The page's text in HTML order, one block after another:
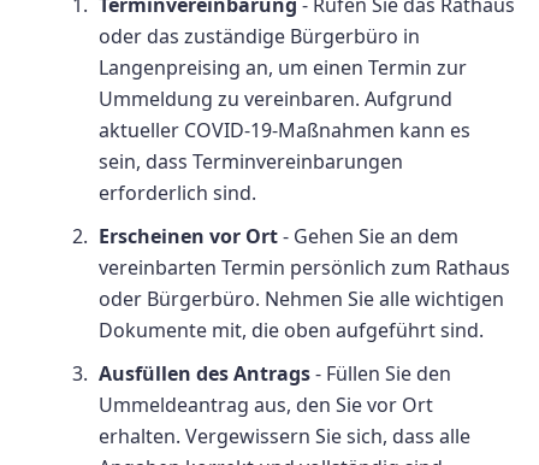
oder das zuständige Bürgerbüro in
Langenpreising an, um einen Termin zur
Ummeldung zu vereinbaren. Aufgrund
aktueller COVID-19-Maßnahmen kann es
sein, dass Terminvereinbarungen
erforderlich sind.
Erscheinen vor Ort- Gehen Sie an dem
vereinbarten Termin persönlich zum Rathaus
oder Bürgerbüro. Nehmen Sie alle wichtigen
Dokumente mit, die oben aufgeführt sind.
Ausfüllen des Antrags- Füllen Sie den
Ummeldeantrag aus, den Sie vor Ort
erhalten. Vergewissern Sie sich, dass alle